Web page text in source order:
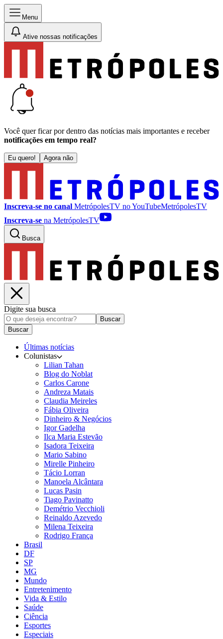
Menu
Ative nossas notificações
Você quer ficar por dentro das notícias mais importantes e receber
notificações em tempo real?
Eu quero! Agora não
Inscreva-se no canal MetrópolesTV noYouTubeMetrópolesTV
Inscreva-se na MetrópolesTV
Busca
Digite sua busca
Buscar
Buscar
Últimas notícias
Colunistas
Lilian Tahan
Blog do Noblat
Carlos Carone
Andreza Matais
Claudia Meireles
Fábia Oliveira
Dinheiro & Negócios
Igor Gadelha
Ilca Maria Estevão
Isadora Teixeira
Mario Sabino
Mirelle Pinheiro
Tácio Lorran
Manoela Alcântara
Lucas Pasin
Tiago Pavinatto
Demétrio Vecchioli
Reinaldo Azevedo
Milena Teixeira
Rodrigo França
Brasil
DF
SP
MG
Mundo
Entretenimento
Vida & Estilo
Saúde
Ciência
Esportes
Especiais